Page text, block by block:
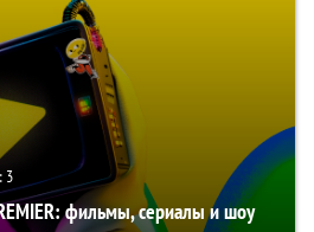
3
фильмы, сериалы и шоу